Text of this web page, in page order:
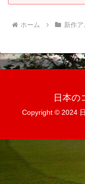
ホーム 新作ア
日本の
Copyright © 2024